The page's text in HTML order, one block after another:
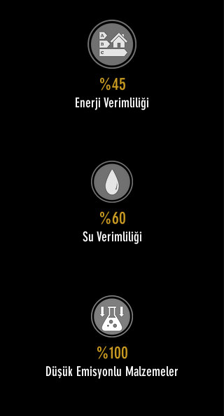
%45
Enerji Verimliliği
%60
Su Verimliliği
%100
Düşük Emisyonlu Malzemeler